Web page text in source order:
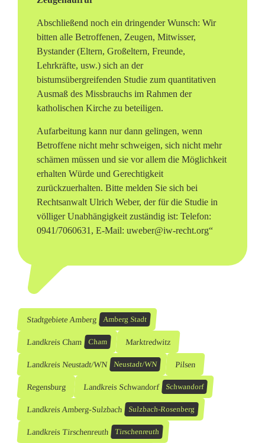
Abschließend noch ein dringender Wunsch: Wir
bitten alle Betroffenen, Zeugen, Mitwisser,
Bystander (Eltern, Großeltern, Freunde,
Lehrkräfte, usw.) sich an der
bistumsübergreifenden Studie zum quantitativen
Ausmaß des Missbrauchs im Rahmen der
katholischen Kirche zu beteiligen.
Aufarbeitung kann nur dann gelingen, wenn
Betroffene nicht mehr schweigen, sich nicht mehr
schämen müssen und sie vor allem die Möglichkeit
erhalten Würde und Gerechtigkeit
zurückzuerhalten. Bitte melden Sie sich bei
Rechtsanwalt Ulrich Weber, der für die Studie in
völliger Unabhängigkeit zuständig ist: Telefon:
0941/7060631, E-Mail: uweber@iw-recht.org“
Stadtgebiete Amberg Amberg Stadt
Landkreis Cham Cham Marktredwitz
Landkreis Neustadt/WN Neustadt/WN Pilsen
Regensburg Landkreis Schwandorf Schwandorf
Landkreis Amberg-Sulzbach Sulzbach-Rosenberg
Landkreis Tirschenreuth Tirschenreuth